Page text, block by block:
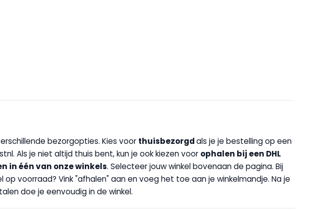
bezorgopties. Kies voor thuisbezorgdals je je bestelling op een
Als je niet altijd thuis bent, kun je ook kiezen voor ophalen bij een DHL
in één van onze winkels. Selecteer jouw winkel bovenaan de pagina. Bij
voorraad? Vink "afhalen" aan en voeg het toe aan je winkelmandje. Na je
doe je eenvoudig in de winkel.